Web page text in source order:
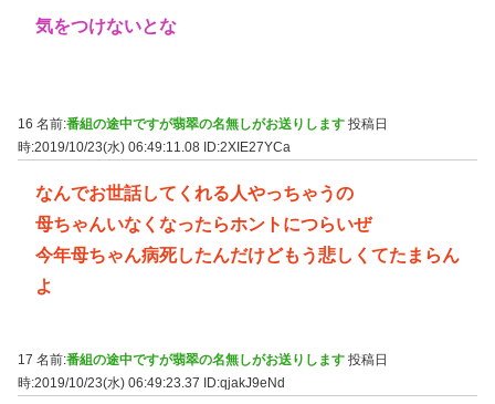
気をつけないとな
16 名前:番組の途中ですが翡翠の名無しがお送りします 投稿日
時:2019/10/23(水) 06:49:11.08 ID:2XIE27YCa
なんでお世話してくれる人やっちゃうの
母ちゃんいなくなったらホントにつらいぜ
今年母ちゃん病死したんだけどもう悲しくてたまらん
よ
17 名前:番組の途中ですが翡翠の名無しがお送りします 投稿日
時:2019/10/23(水) 06:49:23.37
ID:qjakJ9eNd